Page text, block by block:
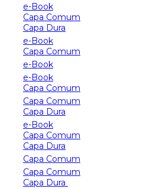
e-Book
Capa Comum
Capa Dura
e-Book
Capa Comum
e-Book
e-Book
Capa Comum
Capa Comum
Capa Dura
e-Book
Capa Comum
Capa Dura
Capa Comum
Capa Comum
Capa Dura